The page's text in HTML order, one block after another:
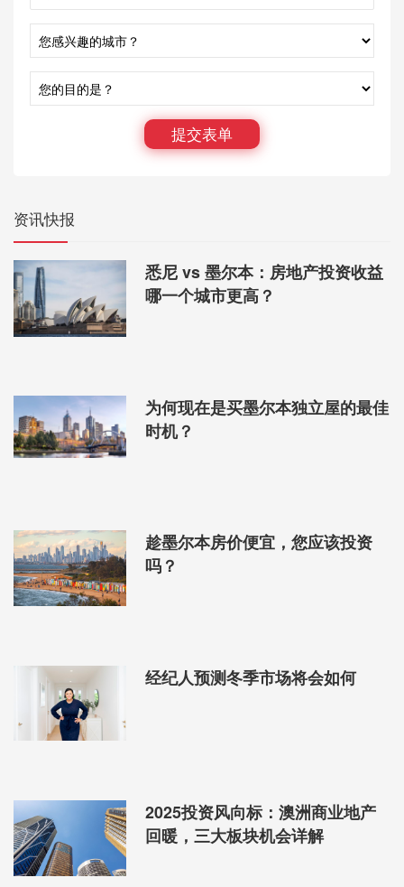
提交表单
资讯快报
悉尼 vs 墨尔本：房地产投资收益
哪一个城市更高？
为何现在是买墨尔本独立屋的最佳
时机？
趁墨尔本房价便宜，您应该投资
吗？
经纪人预测冬季市场将会如何
2025投资风向标：澳洲商业地产
回暖，三大板块机会详解